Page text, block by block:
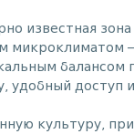
известная
микроклиматом
балансом
удобный
культуру,